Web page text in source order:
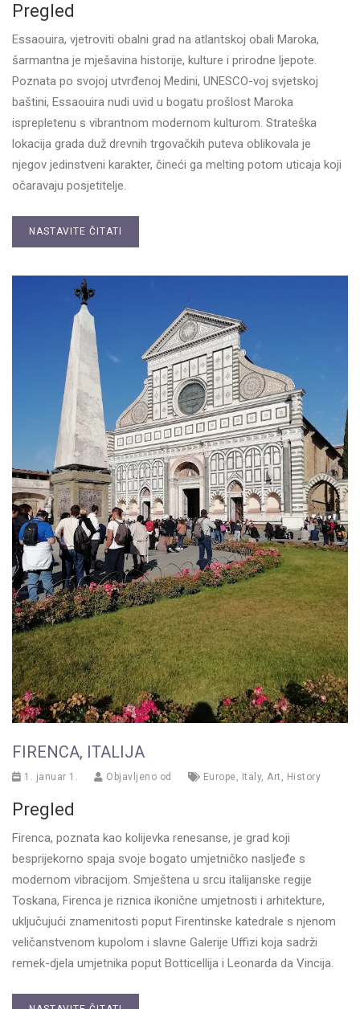
Pregled
Essaouira, vjetroviti obalni grad na atlantskoj obali Maroka,
šarmantna je mješavina historije, kulture i prirodne ljepote.
Poznata po svojoj utvrđenoj Medini, UNESCO-voj svjetskoj
baštini, Essaouira nudi uvid u bogatu prošlost Maroka
isprepletenu s vibrantnom modernom kulturom. Strateška
lokacija grada duž drevnih trgovačkih puteva oblikovala je
njegov jedinstveni karakter, čineći ga melting potom uticaja koji
očaravaju posjetitelje.
NASTAVITE ČITATI
FIRENCA, ITALIJA
1. januar 1. Objavljeno od Europe, Italy, Art , History
Pregled
Firenca, poznata kao kolijevka renesanse, je grad koji
besprijekorno spaja svoje bogato umjetničko nasljeđe s
modernom vibracijom. Smještena u srcu italijanske regije
Toskana, Firenca je riznica ikonične umjetnosti i arhitekture,
uključujući znamenitosti poput Firentinske katedrale s njenom
veličanstvenom kupolom i slavne Galerije Uffizi koja sadrži
remek-djela umjetnika poput Botticellija i Leonarda da Vincija.